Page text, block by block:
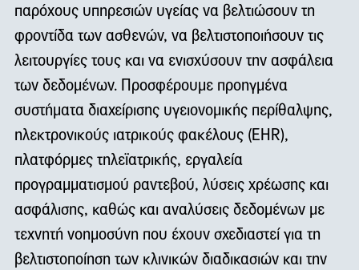
παρόχους υπηρεσιών υγείας να βελτιώσουν τη
φροντίδα των ασθενών, να βελτιστοποιήσουν τις
λειτουργίες τους και να ενισχύσουν την ασφάλεια
των δεδομένων. Προσφέρουμε προηγμένα
συστήματα διαχείρισης υγειονομικής περίθαλψης,
ηλεκτρονικούς ιατρικούς φακέλους (EHR),
πλατφόρμες τηλεϊατρικής, εργαλεία
προγραμματισμού ραντεβού, λύσεις χρέωσης και
ασφάλισης, καθώς και αναλύσεις δεδομένων με
τεχνητή νοημοσύνη που έχουν σχεδιαστεί για τη
βελτιστοποίηση των κλινικών διαδικασιών και την